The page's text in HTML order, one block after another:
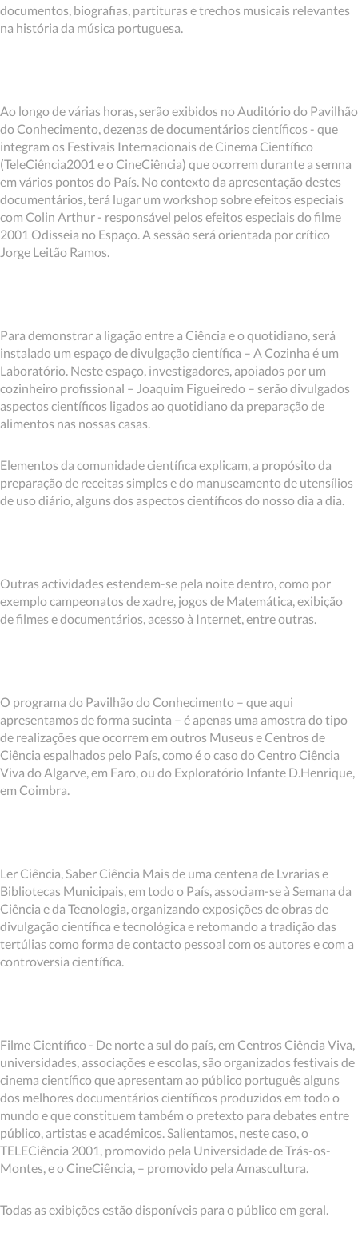
documentos, biografias, partituras e trechos musicais relevantes
na história da música portuguesa.
Ao longo de várias horas, serão exibidos no Auditório do Pavilhão
do Conhecimento, dezenas de documentários científicos - que
integram os Festivais Internacionais de Cinema Científico
(TeleCiência2001 e o CineCiência) que ocorrem durante a semna
em vários pontos do País. No contexto da apresentação destes
documentários, terá lugar um workshop sobre efeitos especiais
com Colin Arthur - responsável pelos efeitos especiais do filme
2001 Odisseia no Espaço. A sessão será orientada por crítico
Jorge Leitão Ramos.
Para demonstrar a ligação entre a Ciência e o quotidiano, será
instalado um espaço de divulgação científica – A Cozinha é um
Laboratório. Neste espaço, investigadores, apoiados por um
cozinheiro profissional – Joaquim Figueiredo – serão divulgados
aspectos científicos ligados ao quotidiano da preparação de
alimentos nas nossas casas.
Elementos da comunidade científica explicam, a propósito da
preparação de receitas simples e do manuseamento de utensílios
de uso diário, alguns dos aspectos científicos do nosso dia a dia.
Outras actividades estendem-se pela noite dentro, como por
exemplo campeonatos de xadre, jogos de Matemática, exibição
de filmes e documentários, acesso à Internet, entre outras.
O programa do Pavilhão do Conhecimento – que aqui
apresentamos de forma sucinta – é apenas uma amostra do tipo
de realizações que ocorrem em outros Museus e Centros de
Ciência espalhados pelo País, como é o caso do Centro Ciência
Viva do Algarve, em Faro, ou do Exploratório Infante D.Henrique,
em Coimbra.
Ler Ciência, Saber Ciência Mais de uma centena de Lvrarias e
Bibliotecas Municipais, em todo o País, associam-se à Semana da
Ciência e da Tecnologia, organizando exposições de obras de
divulgação científica e tecnológica e retomando a tradição das
tertúlias como forma de contacto pessoal com os autores e com a
controversia científica.
Filme Científico - De norte a sul do país, em Centros Ciência Viva,
universidades, associações e escolas, são organizados festivais de
cinema científico que apresentam ao público português alguns
dos melhores documentários científicos produzidos em todo o
mundo e que constituem também o pretexto para debates entre
público, artistas e académicos. Salientamos, neste caso, o
TELECiência 2001, promovido pela Universidade de Trás-os-
Montes, e o CineCiência, – promovido pela Amascultura.
Todas as exibições estão disponíveis para o público em geral.